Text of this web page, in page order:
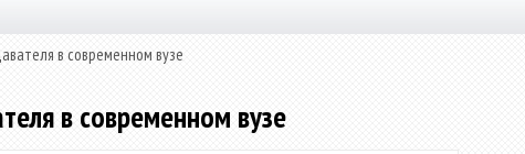
в современном вузе
в современном вузе